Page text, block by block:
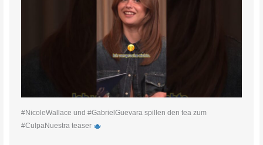
#NicoleWallace und #GabrielGuevara spillen den tea zum
#CulpaNuestra teaser